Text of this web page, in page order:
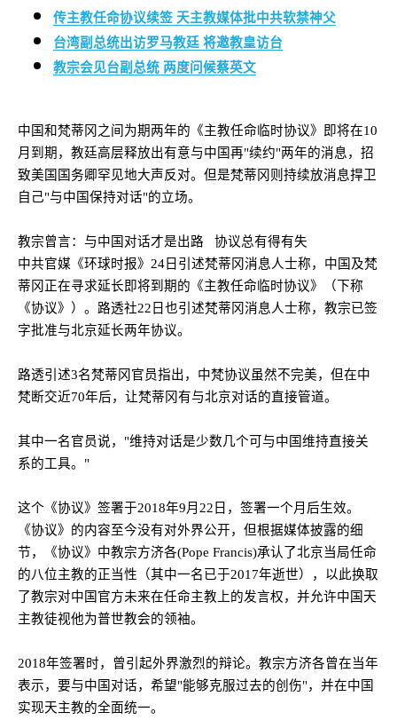
传主教任命协议续签 天主教媒体批中共软禁神父
台湾副总统出访罗马教廷 将邀教皇访台
教宗会见台副总统 两度问候蔡英文
中国和梵蒂冈之间为期两年的《主教任命临时协议》即将在10
月到期，教廷高层释放出有意与中国再"续约"两年的消息，招
致美国国务卿罕见地大声反对。但是梵蒂冈则持续放消息捍卫
自己"与中国保持对话"的立场。
教宗曾言：与中国对话才是出路
协议总有得有失
中共官媒《环球时报》 24日引述梵蒂冈消息人士称，中国及梵
蒂冈正在寻求延长即将到期的《主教任命临时协议》（下称
《协议》）。路透社22 日也引述梵蒂冈消息人士称，教宗已签
字批准与北京延长两年协议。
路透引述3名梵蒂冈官员指出，中梵协议虽然不完美，但在中
梵断交近70年后，让梵蒂冈有与北京对话的直接管道。
其中一名官员说， "维持对话是少数几个可与中国维持直接关
系的工具。 "
这个《协议》签署于2018年9月 22 日，签署一个月后生效。
《协议》的内容至今没有对外界公开，但根据媒体披露的细
节，《协议》中教宗方济各(Pope Francis)承认了北京当局任命
的八位主教的正当性（其中一名已于2017年逝世），以此换取
了教宗对中国官方未来在任命主教上的发言权，并允许中国天
主教徒视他为普世教会的领袖。
2018年签署时，曾引起外界激烈的辩论。教宗方济各曾在当年
表示，要与中国对话，希望"能够克服过去的创伤"，并在中国
实现天主教的全面统一。